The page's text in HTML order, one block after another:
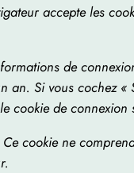
accepte les
de
an. Si vous cochez
cookie de connexion
cookie ne